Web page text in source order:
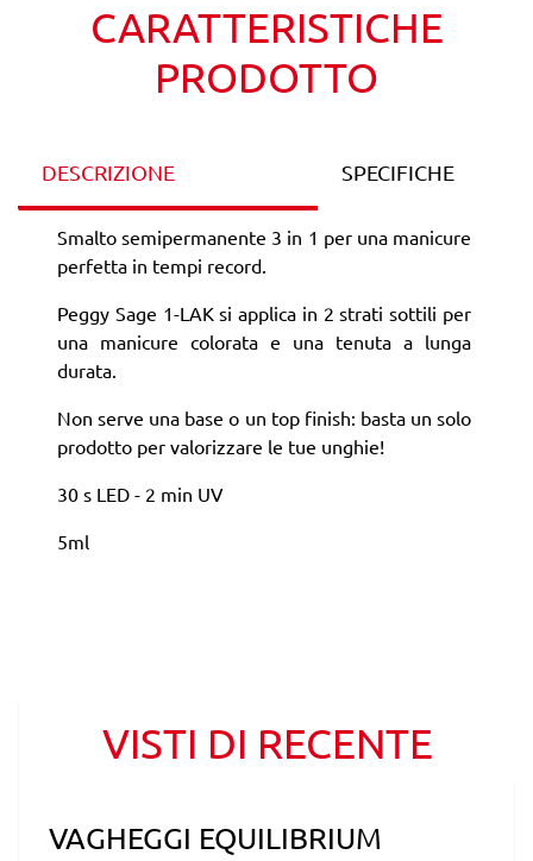
CARATTERISTICHE
PRODOTTO
DESCRIZIONE SPECIFICHE
Smalto semipermanente 3 in 1 per una manicure
perfetta in tempi record.
Peggy Sage 1-LAK si applica in 2 strati sottili per
una manicure colorata e una tenuta a lunga
durata.
Non serve una base o un top finish: basta un solo
prodotto per valorizzare le tue unghie!
30 s LED - 2 min UV
5ml
VISTI DI RECENTE
VAGHEGGI EQUILIBRIUM